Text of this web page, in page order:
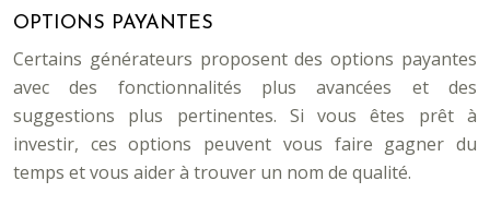
OPTIONS PAYANTES
Certains générateurs proposent des options payantes
avec des fonctionnalités plus avancées et des
suggestions plus pertinentes. Si vous êtes prêt à
investir, ces options peuvent vous faire gagner du
temps et vous aider à trouver un nom de qualité.